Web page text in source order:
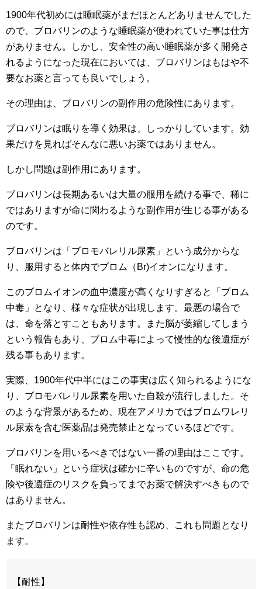
1900年代初めには睡眠薬がまだほとんどありませんでした
ので、ブロバリンのような睡眠薬が使われていた事は仕方
がありません。しかし、安全性の高い睡眠薬が多く開発さ
れるようになった現在においては、ブロバリンはもはや不
要なお薬と言っても良いでしょう。
その理由は、ブロバリンの副作用の危険性にあります。
ブロバリンは眠りを導く効果は、しっかりしています。効
果だけを見ればそんなに悪いお薬ではありません。
しかし問題は副作用にあります。
ブロバリンは長期あるいは大量の服用を続ける事で、稀に
ではありますが命に関わるような副作用が生じる事がある
のです。
ブロバリンは「ブロモバレリル尿素」という成分からな
り、服用すると体内でブロム（Br)イオンになります。
このブロムイオンの血中濃度が高くなりすぎると「ブロム
中毒」となり、様々な症状が出現します。最悪の場合で
は、命を落とすこともあります。また脳が萎縮してしまう
という報告もあり、ブロム中毒によって慢性的な後遺症が
残る事もあります。
実際、1900年代中半にはこの事実は広く知られるようにな
り、ブロモバレリル尿素を用いた自殺が流行しました。そ
のような背景があるため、現在アメリカではブロムワレリ
ル尿素を含む医薬品は発売禁止となっているほどです。
ブロバリンを用いるべきではない一番の理由はここです。
「眠れない」という症状は確かに辛いものですが、命の危
険や後遺症のリスクを負ってまでお薬で解決すべきもので
はありません。
またブロバリンは耐性や依存性も認め、これも問題となり
ます。
【耐性】